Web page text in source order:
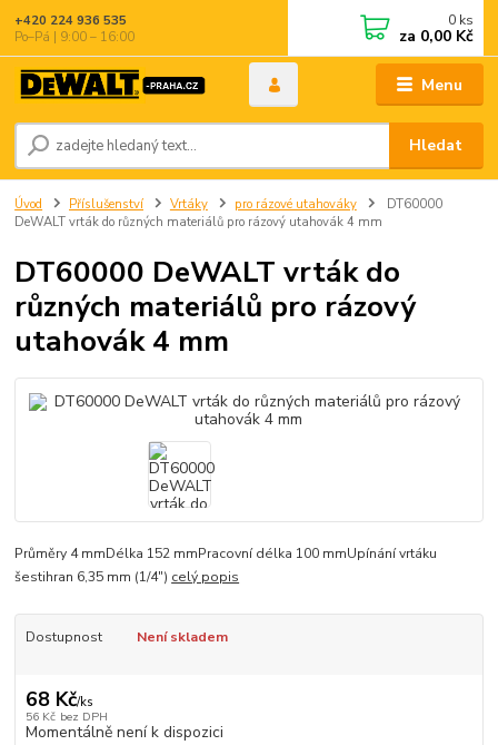
Menu
Hledat
+420 224 936 535
Po–Pá | 9:00 – 16:00
0 ks
za 0,00 Kč
Úvod Příslušenství Vrtáky pro rázové utahováky
DT60000
DeWALT vrták do různých materiálů pro rázový utahovák 4 mm
DT60000 DeWALT vrták do
různých materiálů pro rázový
utahovák 4 mm
Průměry 4 mmDélka 152 mmPracovní délka 100 mmUpínání vrtáku
šestihran 6,35 mm (1/4") celý popis
Dostupnost Není skladem
68 Kč/ks
56 Kč bez DPH
Momentálně není k dispozici